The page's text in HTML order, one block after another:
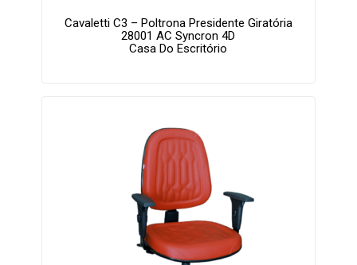
Cavaletti C3 – Poltrona Presidente Giratória
28001 AC Syncron 4D
Casa Do Escritório